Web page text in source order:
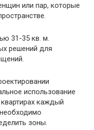
или пар, которые
31-35 кв. м.
решений для
использование
каждый
зоны.